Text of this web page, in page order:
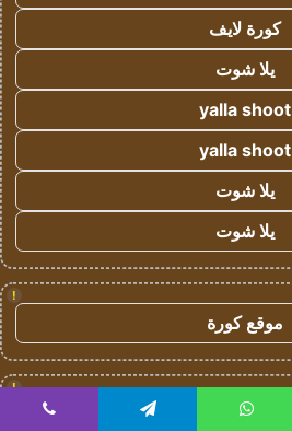
كورة لايف
يلا شوت
yalla shoot
yalla shoot
يلا شوت
يلا شوت
!
موقع كورة
!
كورة لايف